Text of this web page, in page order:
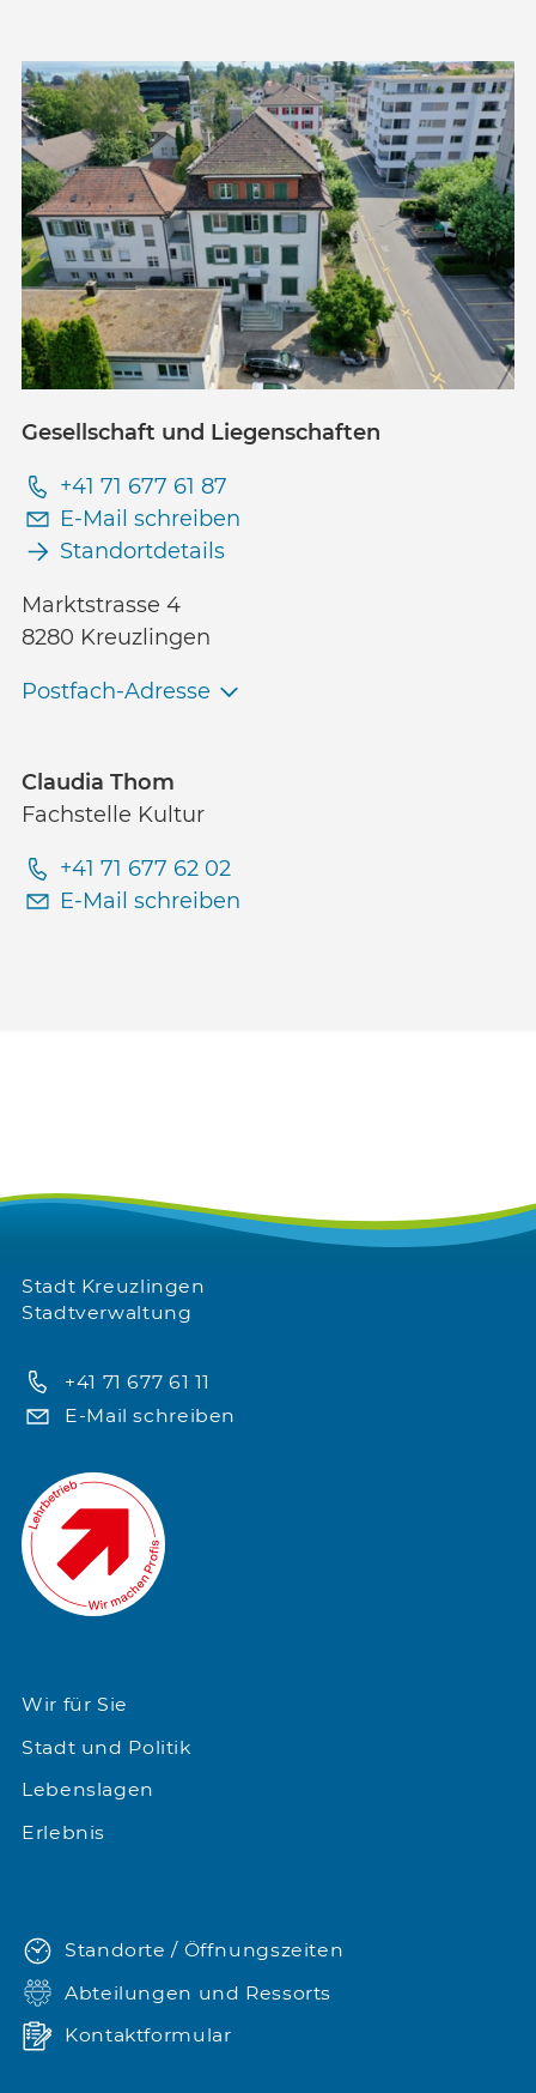
Gesellschaft und Liegenschaften
+41 71 677 61 87
E-Mail schreiben
Standortdetails
Marktstrasse 4
8280 Kreuzlingen
Postfach-Adresse
Claudia Thom
Fachstelle Kultur
+41 71 677 62 02
E-Mail schreiben
Stadt Kreuzlingen
Stadtverwaltung
+41 71 677 61 11
E-Mail schreiben
Wir für Sie
Stadt und Politik
Lebenslagen
Erlebnis
Standorte / Öffnungszeiten
Abteilungen und Ressorts
Kontaktformular